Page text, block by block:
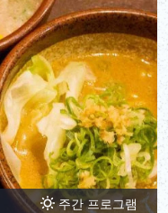
주간 프로그램